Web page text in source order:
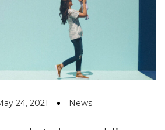
24, 2021 News